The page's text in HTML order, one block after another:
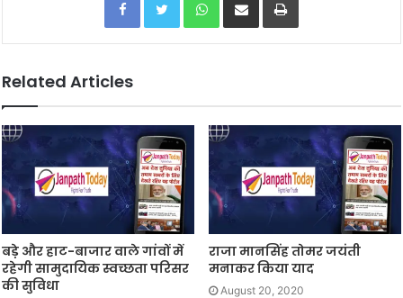
Related Articles
बडे़ और हाट-बाजार वाले गांवों में
रहेगी सामुदायिक स्वच्छता परिसर
की सुविधा
राजा मानसिंह तोमर जयंती
मनाकर किया याद
August 20, 2020